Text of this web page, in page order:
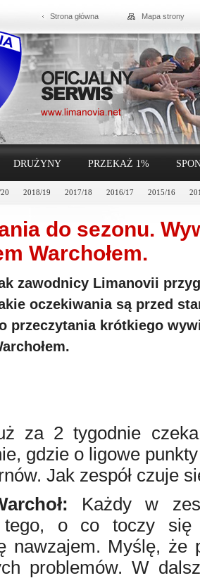
Strona główna Mapa strony
2018/19 2017/18 2016/17 2015/16
DRUŻYNY PRZEKAŻ 1%
do sezonu.
Warchołem.
zawodnicy Limanovii
oczekiwania są przed
przeczytania krótkiego
za 2 tygodnie
gdzie o ligowe
Jak zespół czuje
Każdy w
tego, o co toczy
nawzajem. Myślę, że
problemów. W